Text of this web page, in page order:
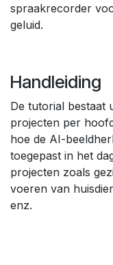
spraakrecorder
geluid.
Handleiding
De tutorial bestaat
projecten per
hoe de AI-
toegepast in het
projecten zoals
voeren van
enz.